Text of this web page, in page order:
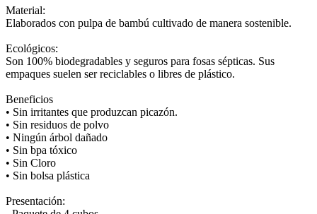
Material:
Elaborados con pulpa de bambú cultivado de manera sostenible.
Ecológicos:
Son 100% biodegradables y seguros para fosas sépticas. Sus
empaques suelen ser reciclables o libres de plástico.
Beneficios
• Sin irritantes que produzcan picazón.
• Sin residuos de polvo
• Ningún árbol dañado
• Sin bpa tóxico
• Sin Cloro
• Sin bolsa plástica
Presentación: